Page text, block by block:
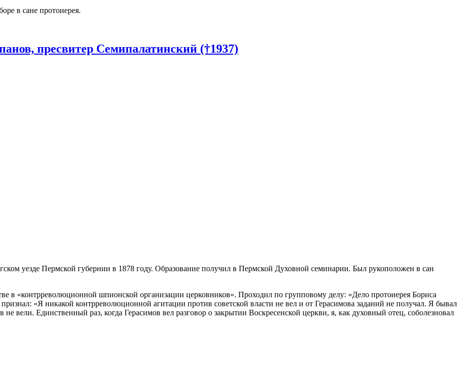
в сане протоиерея.
пресвитер Семипалатинский (†1937)
уезде Пермской губернии в 1878 году. Образование получил в Пермской Духовной семинарии. Был рукоположен в сан
в «контрреволюционной шпионской организации церковников». Проходил по групповому делу: «Дело протоиерея Бориса
«Я никакой контрреволюционной агитации против советской власти не вел и от Герасимова заданий не получал. Я бывал
вели. Единственный раз, когда Герасимов вел разговор о закрытии Воскресенской церкви, я, как духовный отец, соболезновал